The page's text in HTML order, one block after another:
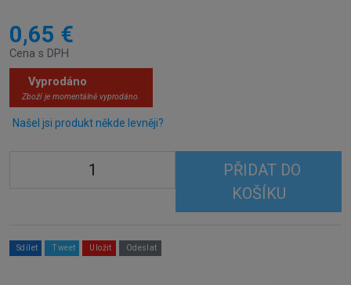
0,65 €
Cena s DPH
Vyprodáno
Zboží je momentálně vyprodáno.
Našel jsi produkt někde levněji?
PŘIDAT DO
KOŠÍKU
Sdílet Tweet Uložit Odeslat